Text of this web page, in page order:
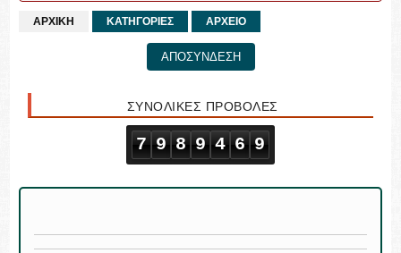
ΑΡΧΙΚΗ ΚΑΤΗΓΟΡΙΕΣ ΑΡΧΕΙΟ
ΑΠΟΣΥΝΔΕΣΗ
ΣΥΝΟΛΙΚΕΣ ΠΡΟΒΟΛΕΣ
7 9 8 9 4 6 9